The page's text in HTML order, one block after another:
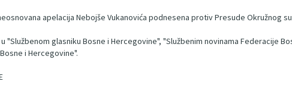
apelacija Nebojše Vukanovića podnesena protiv Presude Okružnog
"Službenom glasniku Bosne i Hercegovine", "Službenim novinama Federacije
i Hercegovine".